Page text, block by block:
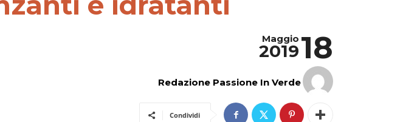
18
Maggio
2019
Redazione Passione In Verde
Condividi